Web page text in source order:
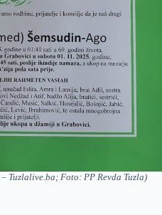
Tuzlalive.ba; Foto: PP Revda Tuzla)